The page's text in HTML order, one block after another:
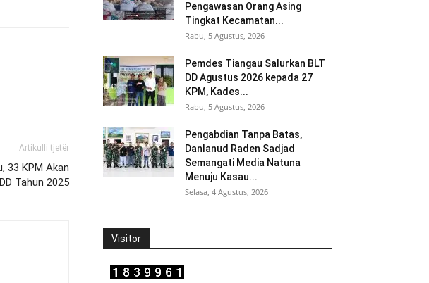
Artikulli tjetër
33 KPM Akan
Tahun 2025
Pengawasan Orang Asing
Tingkat Kecamatan...
Rabu, 5 Agustus, 2026
Pemdes Tiangau Salurkan BLT
DD Agustus 2026 kepada 27
KPM, Kades...
Rabu, 5 Agustus, 2026
Pengabdian Tanpa Batas,
Danlanud Raden Sadjad
Semangati Media Natuna
Menuju Kasau...
Selasa, 4 Agustus, 2026
Visitor